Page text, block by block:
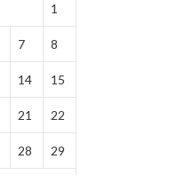
1
7 8
14 15
21 22
28 29